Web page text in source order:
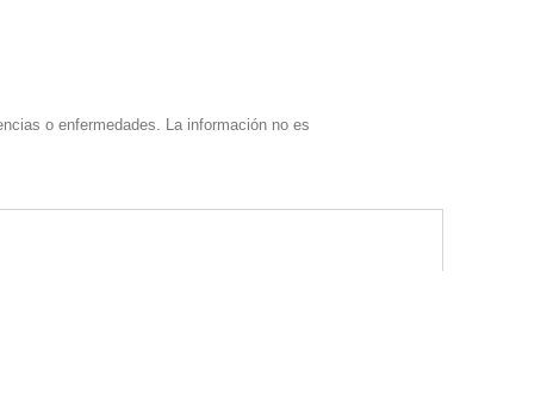
o enfermedades. La información no es